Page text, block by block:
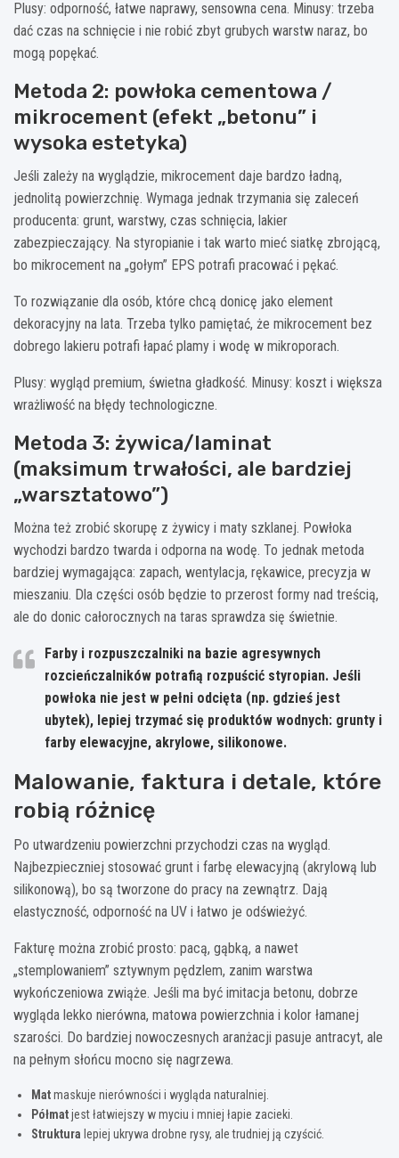
Plusy: odporność, łatwe naprawy, sensowna cena. Minusy: trzeba
dać czas na schnięcie i nie robić zbyt grubych warstw naraz, bo
mogą popękać.
Metoda 2: powłoka cementowa /
mikrocement (efekt „betonu” i
wysoka estetyka)
Jeśli zależy na wyglądzie, mikrocement daje bardzo ładną,
jednolitą powierzchnię. Wymaga jednak trzymania się zaleceń
producenta: grunt, warstwy, czas schnięcia, lakier
zabezpieczający. Na styropianie i tak warto mieć siatkę zbrojącą,
bo mikrocement na „gołym” EPS potrafi pracować i pękać.
To rozwiązanie dla osób, które chcą donicę jako element
dekoracyjny na lata. Trzeba tylko pamiętać, że mikrocement bez
dobrego lakieru potrafi łapać plamy i wodę w mikroporach.
Plusy: wygląd premium, świetna gładkość. Minusy: koszt i większa
wrażliwość na błędy technologiczne.
Metoda 3: żywica/laminat
(maksimum trwałości, ale bardziej
„warsztatowo”)
Można też zrobić skorupę z żywicy i maty szklanej. Powłoka
wychodzi bardzo twarda i odporna na wodę. To jednak metoda
bardziej wymagająca: zapach, wentylacja, rękawice, precyzja w
mieszaniu. Dla części osób będzie to przerost formy nad treścią,
ale do donic całorocznych na taras sprawdza się świetnie.
Farby i rozpuszczalniki na bazie agresywnych
rozcieńczalników potrafią rozpuścić styropian. Jeśli
powłoka nie jest w pełni odcięta (np. gdzieś jest
ubytek), lepiej trzymać się produktów wodnych: grunty i
farby elewacyjne, akrylowe, silikonowe.
Malowanie, faktura i detale, które
robią różnicę
Po utwardzeniu powierzchni przychodzi czas na wygląd.
Najbezpieczniej stosować grunt i farbę elewacyjną (akrylową lub
silikonową), bo są tworzone do pracy na zewnątrz. Dają
elastyczność, odporność na UV i łatwo je odświeżyć.
Fakturę można zrobić prosto: pacą, gąbką, a nawet
„stemplowaniem” sztywnym pędzlem, zanim warstwa
wykończeniowa zwiąże. Jeśli ma być imitacja betonu, dobrze
wygląda lekko nierówna, matowa powierzchnia i kolor łamanej
szarości. Do bardziej nowoczesnych aranżacji pasuje antracyt, ale
na pełnym słońcu mocno się nagrzewa.
Matmaskuje nierówności i wygląda naturalniej.
Półmatjest łatwiejszy w myciu i mniej łapie zacieki.
Struktura lepiej ukrywa drobne rysy, ale trudniej ją czyścić.